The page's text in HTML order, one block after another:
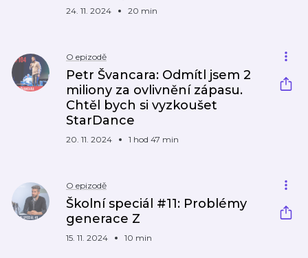
24. 11. 2024 20 min
O epizodě
Petr Švancara: Odmítl jsem 2
miliony za ovlivnění zápasu.
Chtěl bych si vyzkoušet
StarDance
20. 11. 2024 1 hod 47 min
O epizodě
Školní speciál #11: Problémy
generace Z
15. 11. 2024 10 min